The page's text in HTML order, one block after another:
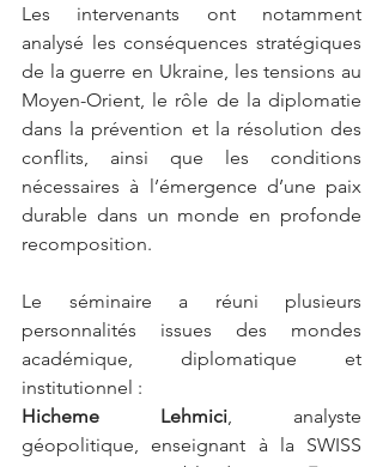
Les intervenants ont notamment
analysé les conséquences stratégiques
de la guerre en Ukraine, les tensions au
Moyen-Orient, le rôle de la diplomatie
dans la prévention et la résolution des
conflits, ainsi que les conditions
nécessaires à l’émergence d’une paix
durable dans un monde en profonde
recomposition.
Le séminaire a réuni plusieurs
personnalités issues des mondes
académique, diplomatique et
institutionnel :
Hicheme Lehmici, analyste
géopolitique, enseignant à la SWISS